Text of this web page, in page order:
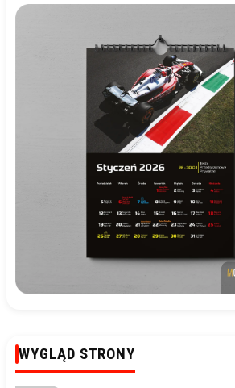
WYGLĄD STRONY